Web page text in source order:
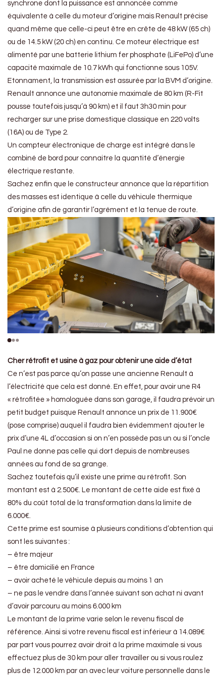
synchrone dont la puissance est annoncée comme
équivalente à celle du moteur d’origine mais Renault précise
quand même que celle-ci peut être en crête de 48 kW (65 ch)
ou de 14.5 kW (20 ch) en continu. Ce moteur électrique est
alimenté par une batterie lithium fer phosphate (LiFePo) d’une
capacité maximale de 10.7 kWh qui fonctionne sous 105V.
Etonnament, la transmission est assurée par la BVM d’origine.
Renault annonce une autonomie maximale de 80 km (R-Fit
pousse toutefois jusqu’à 90 km) et il faut 3h30 min pour
recharger sur une prise domestique classique en 220 volts
(16A) ou de Type 2.
Un compteur électronique de charge est intégré dans le
combiné de bord pour connaitre la quantité d’énergie
électrique restante.
Sachez enfin que le constructeur annonce que la répartition
des masses est identique à celle du véhicule thermique
d’origine afin de garantir l’agrément et la tenue de route.
Cher rétrofit et usine à gaz pour obtenir une aide d’état
Ce n’est pas parce qu’on passe une ancienne Renault à
l’électricité que cela est donné. En effet, pour avoir une R4
« rétrofitée » homologuée dans son garage, il faudra prévoir un
petit budget puisque Renault annonce un prix de 11.900€
(pose comprise) auquel il faudra bien évidemment ajouter le
prix d’une 4L d’occasion si on n’en possède pas un ou si l’oncle
Paul ne donne pas celle qui dort depuis de nombreuses
années au fond de sa grange.
Sachez toutefois qu’il existe une prime au rétrofit. Son
montant est à 2.500€. Le montant de cette aide est fixé à
80% du coût total de la transformation dans la limite de
6.000€.
Cette prime est soumise à plusieurs conditions d’obtention qui
sont les suivantes :
– être majeur
– être domicilié en France
– avoir acheté le véhicule depuis au moins 1 an
– ne pas le vendre dans l’année suivant son achat ni avant
d’avoir parcouru au moins 6.000 km
Le montant de la prime varie selon le revenu fiscal de
référence. Ainsi si votre revenu fiscal est inférieur à 14.089€
par part vous pourrez avoir droit à la prime maximale si vous
effectuez plus de 30 km pour aller travailler ou si vous roulez
plus de 12.000 km par an avec leur voiture personnelle dans le